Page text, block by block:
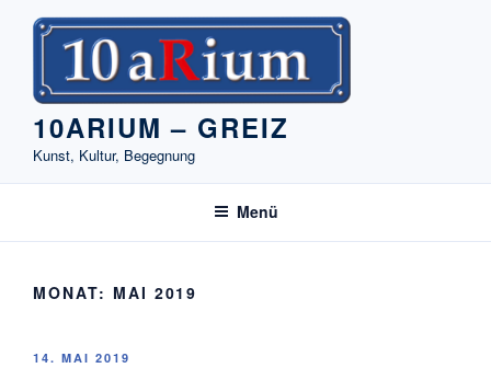
10ARIUM – GREIZ
Kunst, Kultur, Begegnung
Menü
MONAT: MAI 2019
VERÖFFENTLICHT
14. MAI 2019